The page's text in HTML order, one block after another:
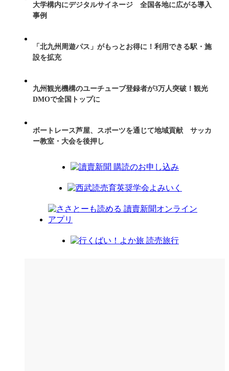
大学構内にデジタルサイネージ 全国各地に広がる導入
事例
「北九州周遊パス」がもっとお得に！利用できる駅・施
設を拡充
九州観光機構のユーチューブ登録者が3万人突破！観光
DMOで全国トップに
ボートレース芦屋、スポーツを通じて地域貢献 サッカ
ー教室・大会を後押し